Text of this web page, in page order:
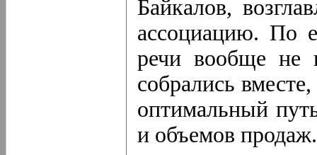
Байкалов,
ассоциацию. По
речи вообще не
собрались
оптимальный
и объемов продаж.